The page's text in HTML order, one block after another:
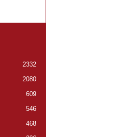
2332
2080
609
546
468